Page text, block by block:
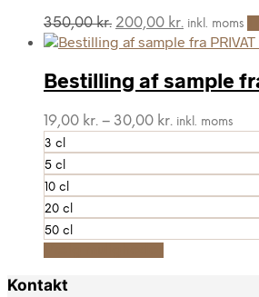
350,00kr. Den
oprindelige
var:
350,00 kr..
200,00 kr. Den
aktuelle
er:
200,00 kr..
inkl. moms
Bestilling af sample
19,00 kr. – 30,00 kr. Prisinterval:
19,00 kr.
til
30,00 kr.
inkl. moms
3 cl
5 cl
10 cl
20 cl
50 cl
Dette
Kontakt